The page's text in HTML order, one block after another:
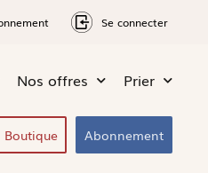
Se connecter
Nos offres Prier
Boutique Abonnement